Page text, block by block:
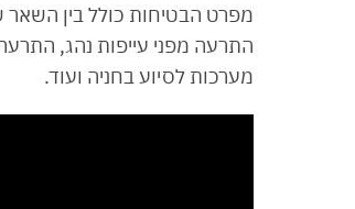
מפרט הבטיחות כולל בין
התרעה מפני עייפות נהג,
מערכות לסיוע בחניה ועוד.